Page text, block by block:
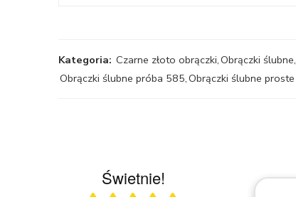
Kategoria: Czarne złoto obrączki,Obrączki ślubne,
Obrączki ślubne próba 585,Obrączki ślubne proste
Świetnie!